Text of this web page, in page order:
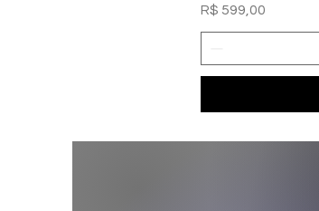
Preço
R$ 599,00